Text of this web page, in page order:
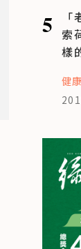
5
索
樣
健